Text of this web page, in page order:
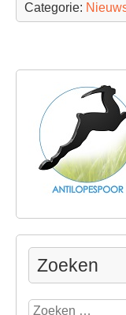
Categorie:
Zoeken
Zoeken